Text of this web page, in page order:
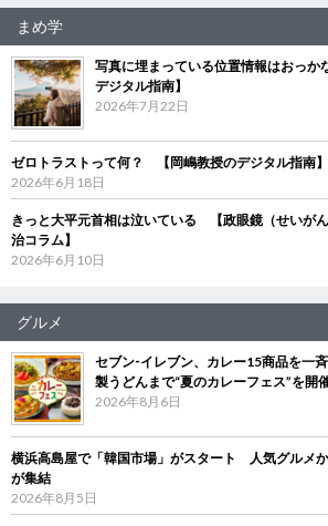
まめ学
写真に埋まっている位置情報はおっ
デジタル指南】
2026年7月22日
ゼロトラストって何？ 【岡嶋教授のデジタル指南】
2026年6月18日
きっと大平元首相は泣いている 【政眼鏡（せいが
治コラム】
2026年6月10日
グルメ
セブン‐イレブン、カレー15商品を一
製うどんまで“夏のカレーフェス”を開
2026年8月6日
横浜高島屋で「韓国市場」がスタート 人気グルメ
が集結
2026年8月5日